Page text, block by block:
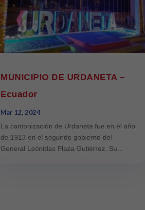
MUNICIPIO DE URDANETA –
Ecuador
Mar 12, 2024
La cantonización de Urdaneta fue en el año
de 1913 en el segundo gobierno del
General Leónidas Plaza Gutiérrez. Su...